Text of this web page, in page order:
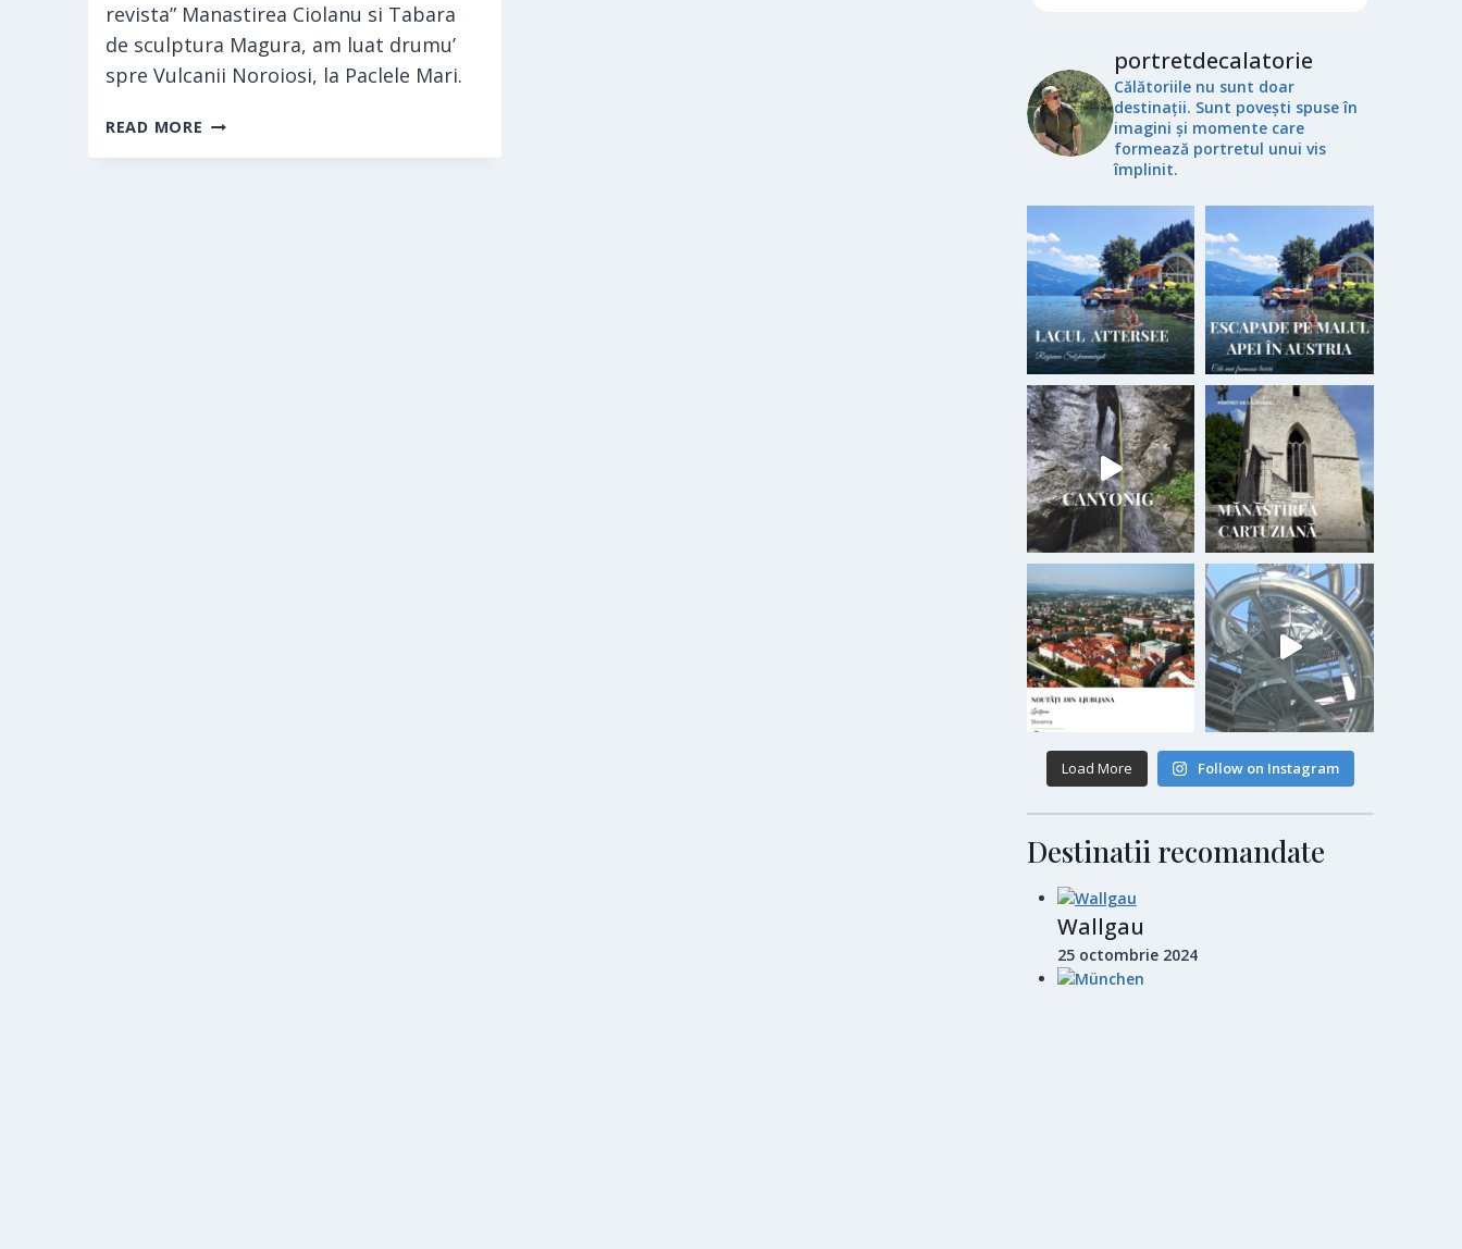
revista” Manastirea Ciolanu si Tabara
de sculptura Magura, am luat drumu’
spre Vulcanii Noroiosi, la Paclele Mari.
READ MORE VULCANII
portretdecalatorie
Călătoriile nu sunt doar
destinații. Sunt povești spuse în
imagini și momente care
formează portretul unui vis
împlinit.
Load More Follow on Instagram
Destinatii recomandate
Wallgau
25 octombrie 2024